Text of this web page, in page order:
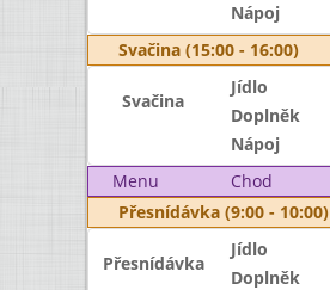
Nápoj
Svačina (15:00 - 16:00)
Svačina
Jídlo
Doplněk
Nápoj
Menu
Chod
Přesnídávka (9:00 - 10:00)
Přesnídávka
Jídlo
Doplněk